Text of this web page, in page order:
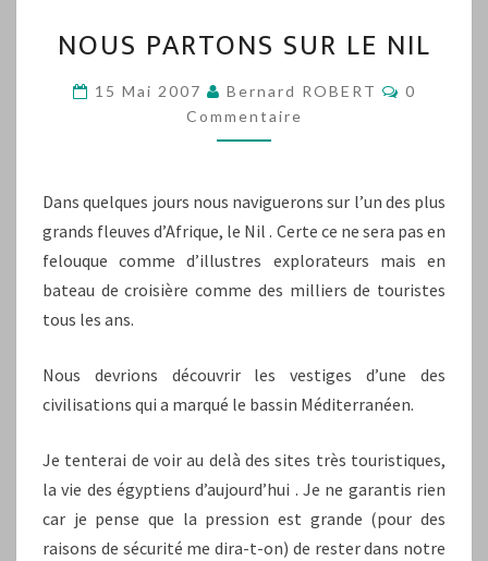
PARTONS
LE
NIL
NOUS PARTONS SUR LE NIL
15 Mai 2007 Bernard ROBERT
0
Commentaire
Dans quelques jours nous naviguerons sur l’un des plus
grands fleuves d’Afrique, le Nil . Certe ce ne sera pas en
felouque comme d’illustres explorateurs mais en
bateau de croisière comme des milliers de touristes
tous les ans.
Nous devrions découvrir les vestiges d’une des
civilisations qui a marqué le bassin Méditerranéen.
Je tenterai de voir au delà des sites très touristiques,
la vie des égyptiens d’aujourd’hui . Je ne garantis rien
car je pense que la pression est grande (pour des
raisons de sécurité me dira-t-on) de rester dans notre